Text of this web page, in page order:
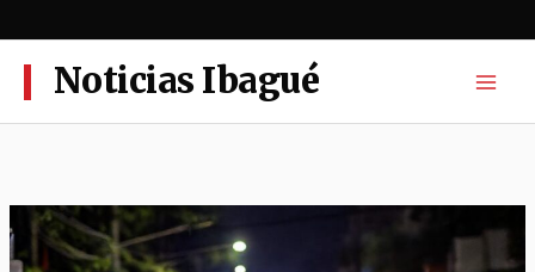
al
contenidoNoticias Ibagué